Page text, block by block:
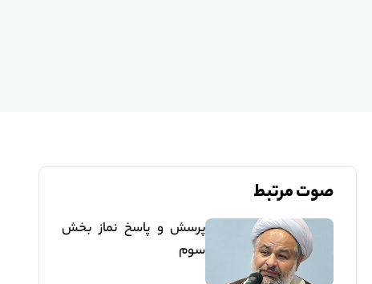
صوت مرتبط
پرسش و پاسخ نماز بخش
سوم